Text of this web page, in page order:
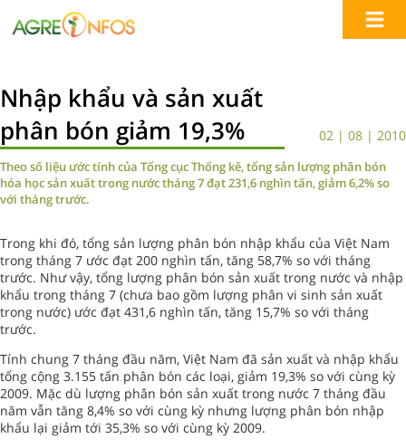
Nhập khẩu và sản xuất
phân bón giảm 19,3%
02 | 08 | 2010
Theo số liệu ước tính của Tổng cục Thống kê, tổng sản lượng phân bón
hóa học sản xuất trong nước tháng 7 đạt 231,6 nghìn tấn, giảm 6,2% so
với tháng trước.
Trong khi đó, tổng sản lượng phân bón nhập khẩu của Việt Nam
trong tháng 7 ước đạt 200 nghìn tấn, tăng 58,7% so với tháng
trước. Như vậy, tổng lượng phân bón sản xuất trong nước và nhập
khẩu trong tháng 7 (chưa bao gồm lượng phân vi sinh sản xuất
trong nước) ước đạt 431,6 nghìn tấn, tăng 15,7% so với tháng
trước.
Tính chung 7 tháng đầu năm, Việt Nam đã sản xuất và nhập khẩu
tổng cộng 3.155 tấn phân bón các loại, giảm 19,3% so với cùng kỳ
2009. Mặc dù lượng phân bón sản xuất trong nước 7 tháng đầu
năm vẫn tăng 8,4% so với cùng kỳ nhưng lượng phân bón nhập
khẩu lại giảm tới 35,3% so với cùng kỳ 2009.